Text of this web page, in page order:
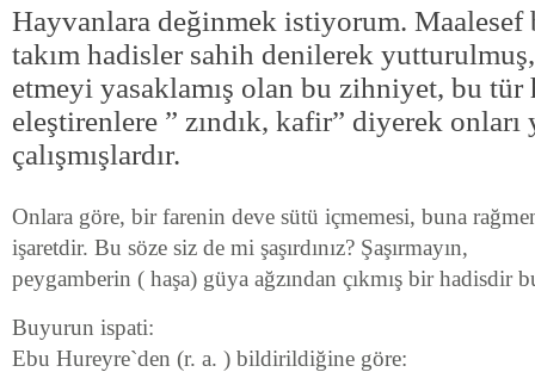
Hayvanlara değinmek istiyorum. Maalesef
takım hadisler sahih denilerek
etmeyi yasaklamış olan bu zihniyet, bu tür
eleştirenlere ” zındık, kafir” diyerek onları
çalışmışlardır.
Onlara göre, bir farenin deve sütü içmemesi, buna
işaretdir. Bu söze siz de mi şaşırdınız? Şaşırmayın,
peygamberin ( haşa) güya ağzından çıkmış bir hadisdir
Buyurun ispati:
Ebu Hureyre`den (r. a. ) bildirildiğine göre: